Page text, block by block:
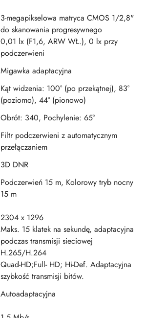
3-megapikselowa matryca CMOS 1/2,8"
do skanowania progresywnego
0,01 lx (F1,6, ARW WŁ.), 0 lx przy
podczerwieni
Migawka adaptacyjna
Kąt widzenia: 100° (po przekątnej), 83°
(poziomo), 44° (pionowo)
Obrót: 340, Pochylenie: 65°
Filtr podczerwieni z automatycznym
przełączaniem
3D DNR
Podczerwień 15 m, Kolorowy tryb nocny
15 m
2304 x 1296
Maks. 15 klatek na sekundę, adaptacyjna
podczas transmisji sieciowej
H.265/H.264
Quad-HD;Full- HD; Hi-Def. Adaptacyjna
szybkość transmisji bitów.
Autoadaptacyjna